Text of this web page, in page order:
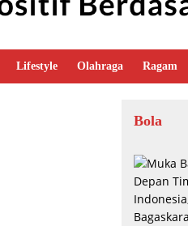
Lifestyle Olahraga Ragam
Bola